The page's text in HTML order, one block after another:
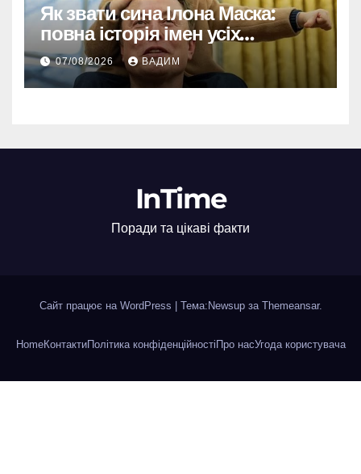
Як звати сина Ілона Маска:
повна історія імен усіх
хлопчиків мільярдера
07/08/2026 ВАДИМ
InTime
Поради та цікаві факти
Сайт працює на WordPress Тема:Newsup за Themeansar.
HomeКонтактиПолітика конфіденційності Про насУгода користувача